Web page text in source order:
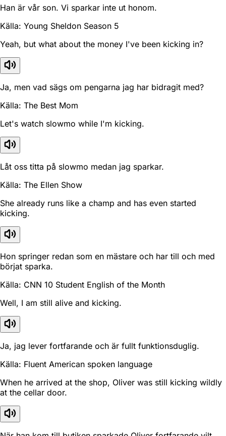
Han är vår son. Vi sparkar inte ut honom.
Källa: Young Sheldon Season 5
Yeah, but what about the money I've been kicking in?
Ja, men vad sägs om pengarna jag har bidragit med?
Källa: The Best Mom
Let's watch slowmo while I'm kicking.
Låt oss titta på slowmo medan jag sparkar.
Källa: The Ellen Show
She already runs like a champ and has even started
kicking.
Hon springer redan som en mästare och har till och med
börjat sparka.
Källa: CNN 10 Student English of the Month
Well, I am still alive and kicking.
Ja, jag lever fortfarande och är fullt funktionsduglig.
Källa: Fluent American spoken language
When he arrived at the shop, Oliver was still kicking wildly
at the cellar door.